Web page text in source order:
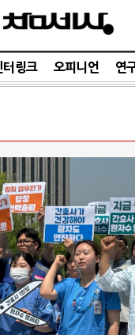
터링크 오피니언 연